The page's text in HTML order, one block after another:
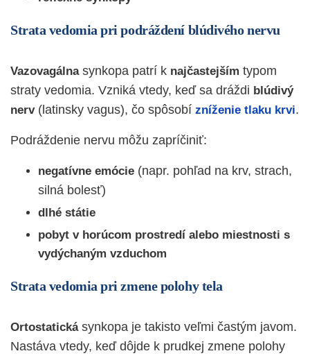
Strata vedomia pri podráždení blúdivého nervu
Vazovagálnasynkopa patrí k najčastejším typom
straty vedomia. Vzniká vtedy, keď sa dráždi blúdivý
nerv(latinsky vagus), čo spôsobí zníženie tlaku krvi.
Podráždenie nervu môžu zapríčiniť:
negatívne emócie (napr. pohľad na krv, strach,
silná bolesť)
dlhé státie
pobyt v horúcom prostredí alebo miestnosti s
vydýchaným vzduchom
Strata vedomia pri zmene polohy tela
Ortostatickásynkopa je takisto veľmi častým javom.
Nastáva vtedy, keď dôjde k prudkej zmene polohy